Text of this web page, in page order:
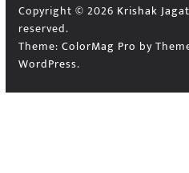
Copyright © 2026 Krishak
reserved.
Theme: ColorMag Pro by
WordPress.